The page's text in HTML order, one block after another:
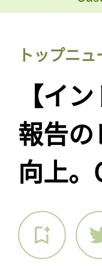
トップニュ
【イ
報告
向上。